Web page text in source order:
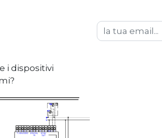
i dispositivi